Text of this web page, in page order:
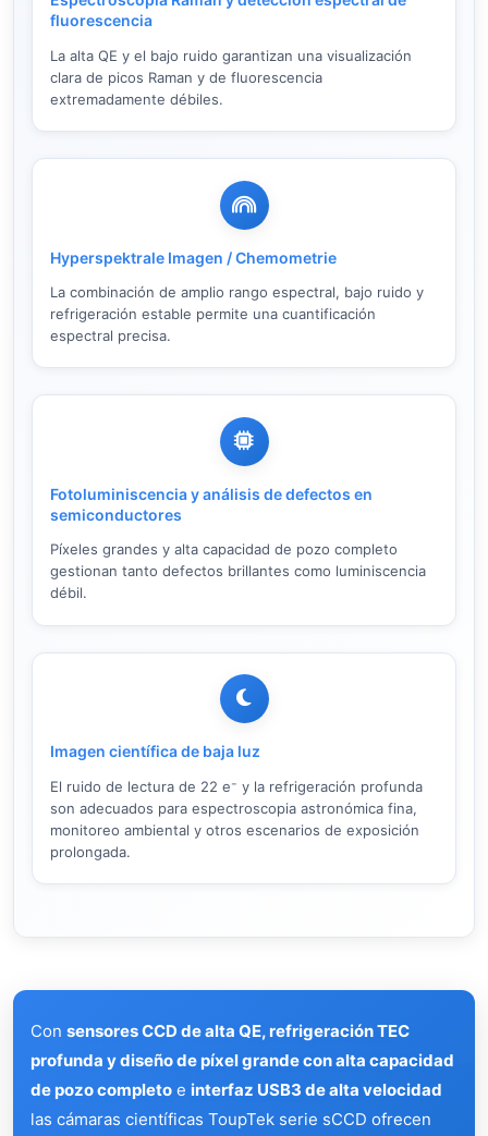
fluorescencia
La alta QE y el bajo ruido garantizan una visualización
clara de picos Raman y de fluorescencia
extremadamente débiles.
Hyperspektrale Imagen / Chemometrie
La combinación de amplio rango espectral, bajo ruido y
refrigeración estable permite una cuantificación
espectral precisa.
Fotoluminiscencia y análisis de defectos en
semiconductores
Píxeles grandes y alta capacidad de pozo completo
gestionan tanto defectos brillantes como luminiscencia
débil.
Imagen científica de baja luz
El ruido de lectura de 22 e⁻ y la refrigeración profunda
son adecuados para espectroscopia astronómica fina,
monitoreo ambiental y otros escenarios de exposición
prolongada.
Con sensores CCD de alta QE, refrigeración TEC
profunda y diseño de píxel grande con alta capacidad
de pozo completo e interfaz USB3 de alta velocidad
las cámaras científicas ToupTek serie sCCD ofrecen